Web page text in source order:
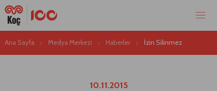
Ana Sayfa Medya Merkezi Haberler İzin Silinmez
10.11.2015